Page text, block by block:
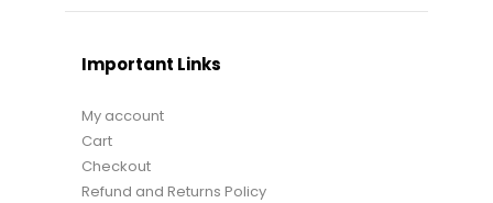
Important Links
My account
Cart
Checkout
Refund and Returns Policy